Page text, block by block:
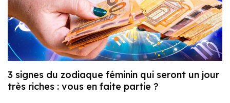
3 signes du zodiaque féminin qui seront un jour
très riches : vous en faite partie ?